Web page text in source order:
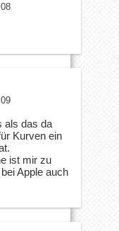
als das da
Kurven ein
ist mir zu
Apple auch